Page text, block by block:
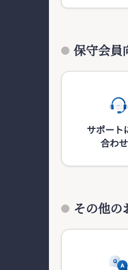
保守会員
サポート
合わ
その他の